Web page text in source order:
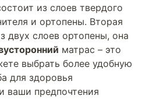
из слоев твердого
и ортопены. Вторая
двух слоев ортопены, она
матрас – это
выбрать более удобную
для здоровья
ваши предпочтения